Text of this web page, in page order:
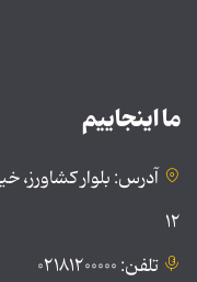
ما اینجاییم
آدرس: بلوار
۱۲
تلفن: ۰۲۱۸۱۲۰۰۰۰۰